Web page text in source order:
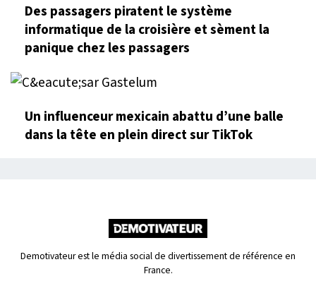
Des passagers piratent le système
informatique de la croisière et sèment la
panique chez les passagers
Un influenceur mexicain abattu d’une balle
dans la tête en plein direct sur TikTok
Demotivateur est le média social de divertissement de référence en
France.